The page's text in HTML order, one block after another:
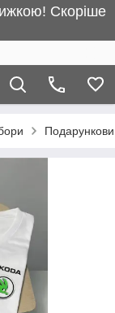
Скоріше